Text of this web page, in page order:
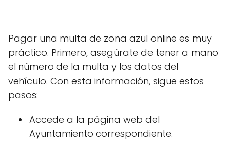
Pagar una multa de zona azul online es muy
práctico. Primero, asegúrate de tener a mano
el número de la multa y los datos del
vehículo. Con esta información, sigue estos
pasos:
Accede a la página web del
Ayuntamiento correspondiente.